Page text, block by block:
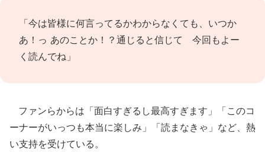
「今は皆様に何言ってるかわからなくても、いつか
あ！っ あのことか！？通じると信じて 今回もよー
く読んでね」
ファンらからは「面白すぎるし最高すぎます」「このコ
ーナーがいっつも本当に楽しみ」「読まなきゃ」など、熱
い支持を受けている。